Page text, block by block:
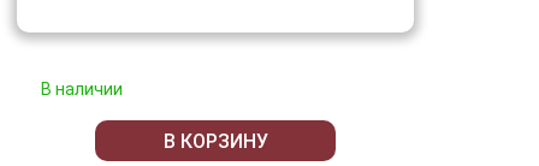
В наличии
В КОРЗИНУ